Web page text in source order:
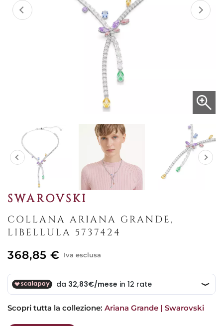
SWAROVSKI
COLLANA ARIANA GRANDE,
LIBELLULA 5737424
368,85 € Iva esclusa
Scopri tutta la collezione: Ariana Grande | Swarovski